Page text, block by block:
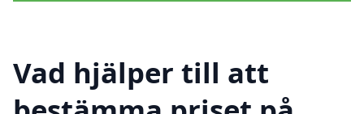
Vad hjälper till att